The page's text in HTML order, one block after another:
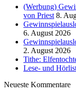
(Werbung)
von Priest 8.
6. August 2026
2. August 2026
Tithe:
Lese- und
Neueste Kommentare